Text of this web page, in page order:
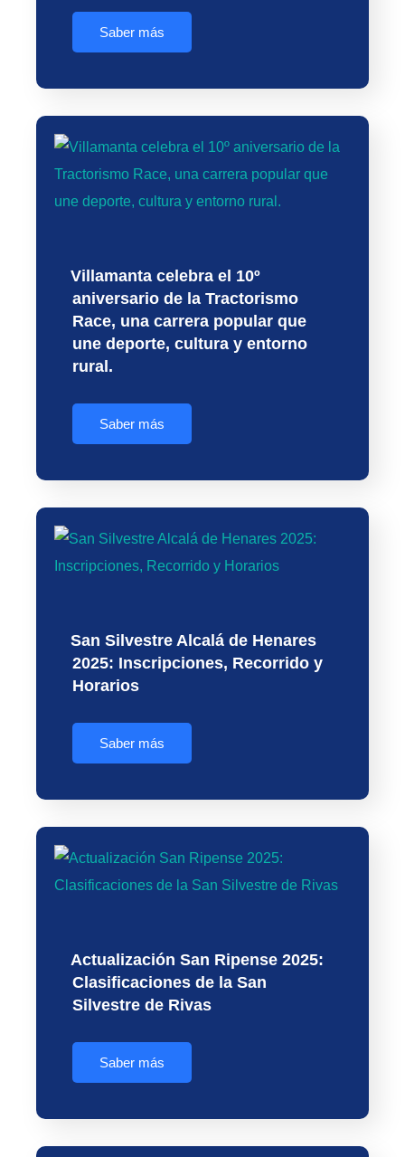
Saber más
Villamanta celebra el 10º
aniversario de la Tractorismo
Race, una carrera popular que
une deporte, cultura y entorno
rural.
Saber más
San Silvestre Alcalá de Henares
2025: Inscripciones, Recorrido y
Horarios
Saber más
Actualización San Ripense 2025:
Clasificaciones de la San
Silvestre de Rivas
Saber más